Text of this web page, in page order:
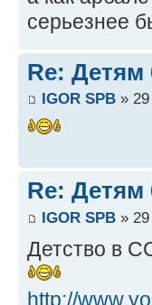
серьезнее
Re: Детям
IGOR SPB »
Re: Детям
IGOR SPB »
Детство в
http://